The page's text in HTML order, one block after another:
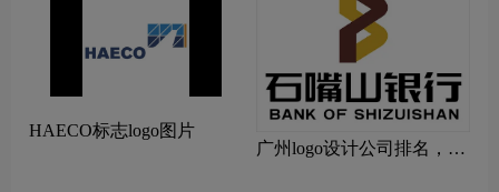
HAECO标志logo图片
广州logo设计公司排名，广